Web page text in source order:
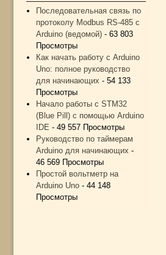
Последовательная связь по
протоколу Modbus RS-485 с
Arduino (ведомой)- 63 803
Просмотры
Как начать работу с Arduino
Uno: полное руководство
для начинающих - 54 133
Просмотры
Начало работы с STM32
(Blue Pill) с помощью Arduino
IDE - 49 557 Просмотры
Руководство по таймерам
Arduino для начинающих -
46 569 Просмотры
Простой вольтметр на
Arduino Uno- 44 148
Просмотры